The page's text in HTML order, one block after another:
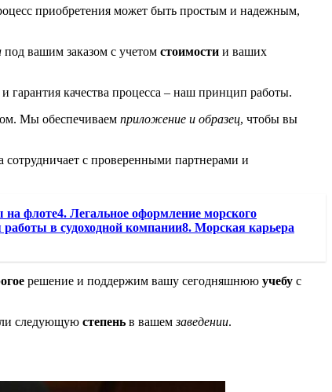
приобретения может быть простым и надежным,
под вашим заказом с учетом стоимости и ваших
гарантия качества процесса – наш принцип работы.
Мы обеспечиваем приложение и образец, чтобы вы
с проверенными партнерами и
флоте4. Легальное оформление морского
в судоходной компании8. Морская карьера
решение и поддержим вашу сегодняшнюю учебу с
следующую степень в вашемзаведении.